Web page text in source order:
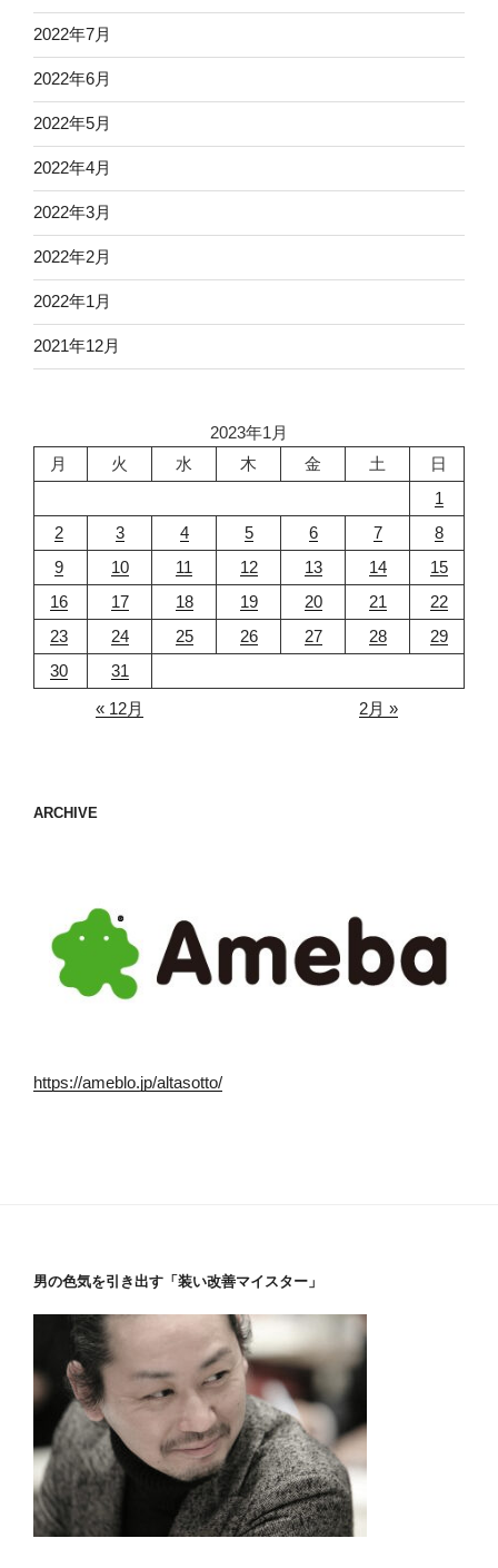
2022年7月
2022年6月
2022年5月
2022年4月
2022年3月
2022年2月
2022年1月
2021年12月
2023年1月
月
火 水 木 金 土
日
1
2
3 4 5 6 7
8
9
10 11 12 13 14
15
16
17 18 19 20 21
22
23
24 25 26 27 28
29
30
31
« 12月
2月 »
ARCHIVE
https://ameblo.jp/altasotto/
男の色気を引き出す「装い改善マイスター」